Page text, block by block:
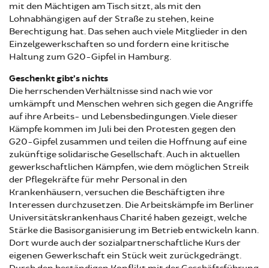
mit den Mächtigen am Tisch sitzt, als mit den
Lohnabhängigen auf der Straße zu stehen, keine
Berechtigung hat. Das sehen auch viele Mitglieder in den
Einzelgewerkschaften so und fordern eine kritische
Haltung zum G20-Gipfel in Hamburg.
Geschenkt gibt’s nichts
Die herrschenden Verhältnisse sind nach wie vor
umkämpft und Menschen wehren sich gegen die Angriffe
auf ihre Arbeits- und Lebensbedingungen. Viele dieser
Kämpfe kommen im Juli bei den Protesten gegen den
G20-Gipfel zusammen und teilen die Hoffnung auf eine
zukünftige solidarische Gesellschaft. Auch in aktuellen
gewerkschaftlichen Kämpfen, wie dem möglichen Streik
der Pflegekräfte für mehr Personal in den
Krankenhäusern, versuchen die Beschäftigten ihre
Interessen durchzusetzen. Die Arbeitskämpfe im Berliner
Universitätskrankenhaus Charité haben gezeigt, welche
Stärke die Basisorganisierung im Betrieb entwickeln kann.
Dort wurde auch der sozialpartnerschaftliche Kurs der
eigenen Gewerkschaft ein Stück weit zurückgedrängt.